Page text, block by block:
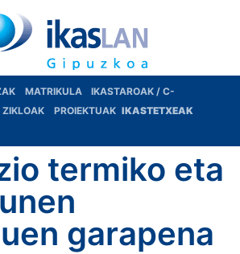
MATRIKULA
IKASTAROAK / C-
ZIKLOAK PROIEKTUAK IKASTETXEAK
termiko eta
garapena